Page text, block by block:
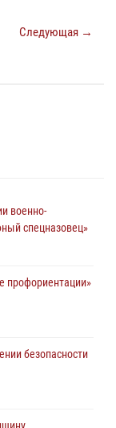
Следующая →
военно-
спецназовец»
профориентации»
безопасности